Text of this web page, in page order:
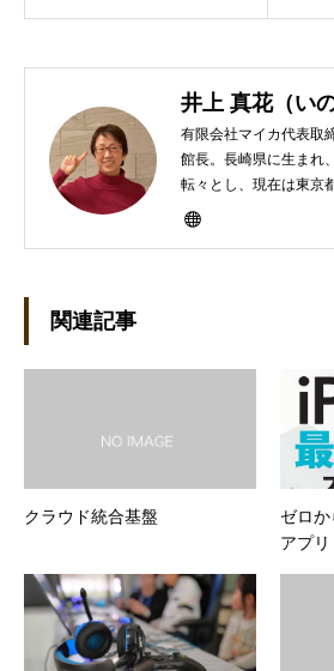
井上 真花（い
有限会社マイカ代表取
館長。長崎県に生まれ
転々とし、現在は東京
にHP100LXと出会った
制作。プライベートで
一期修了生として「
話人、2020年以降は
カフェの世話人を務
関連記事
クラウド統合基盤
ゼロ
アプ